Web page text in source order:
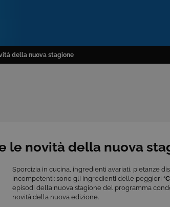
della nuova stagione
le novità della nuova
Sporcizia in cucina, ingredienti avariati, pietanze
incompetenti: sono gli ingredienti delle peggiori “
episodi della nuova stagione del programma
novità della nuova edizione.